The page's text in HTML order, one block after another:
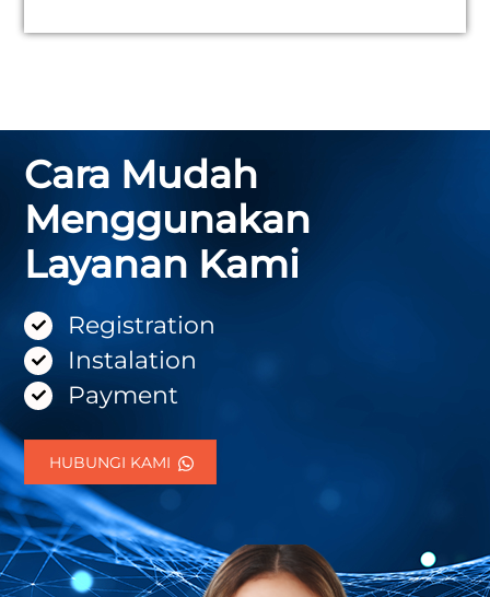
Cara Mudah
Menggunakan
Layanan Kami
Registration
Instalation
Payment
HUBUNGI KAMI